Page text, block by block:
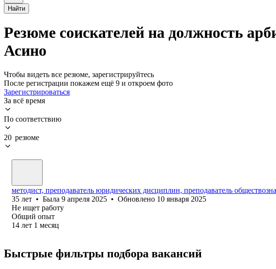
Найти
Резюме соискателей на должность
Асино
Чтобы видеть все резюме, зарегистрируйтесь
После регистрации покажем ещё 9 и откроем фото
Зарегистрироваться
За всё время
По соответствию
20 резюме
методист, преподаватель юридических дисциплин, преподаватель
35 лет • Была 9 апреля 2025 • Обновлено 10 января 2025
Не ищет работу
Общий опыт
14 лет 1 месяц
Быстрые фильтры подбора вакансий